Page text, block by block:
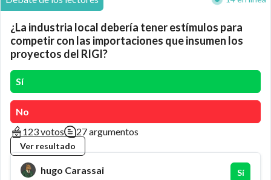
¿La industria local debería tener estímulos para
competir con las importaciones que insumen los
proyectos del RIGI?
Sí
No
123 votos
27 argumentos
Ver resultado
hugo Carassai
Sí